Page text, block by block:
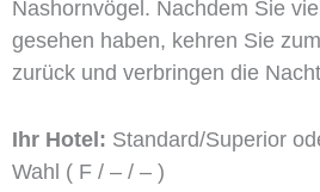
Nashornvögel. Nachdem Sie
gesehen haben, kehren Sie
zurück und verbringen die
Ihr Hotel: Standard/Superior
Wahl ( F / – / – )